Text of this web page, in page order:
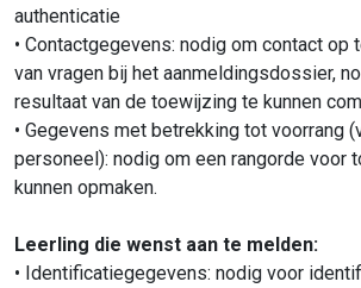
authenticatie
• Contactgegevens: nodig om contact op
van vragen bij het aanmeldingsdossier,
resultaat van de toewijzing te kunnen
• Gegevens met betrekking tot voorrang
personeel): nodig om een rangorde voor
kunnen opmaken.
Leerling die wenst aan te melden:
• Identificatiegegevens: nodig voor